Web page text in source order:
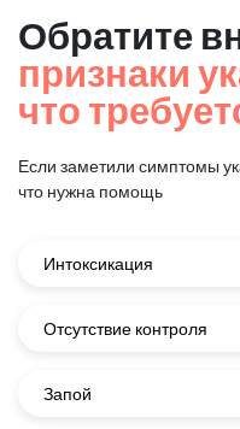
Обратите
признаки
что
Если заметили симптомы
что нужна помощь
Интоксикация
Отсутствие контроля
Запой